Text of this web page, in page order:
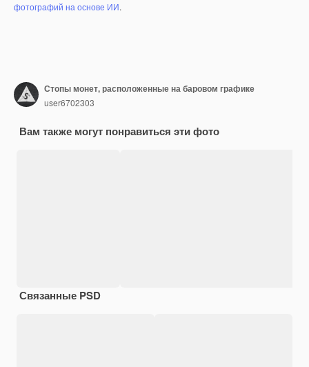
фотографий на основе ИИ.
Стопы монет, расположенные на баровом графике
user6702303
Вам также могут понравиться эти фото
Связанные PSD